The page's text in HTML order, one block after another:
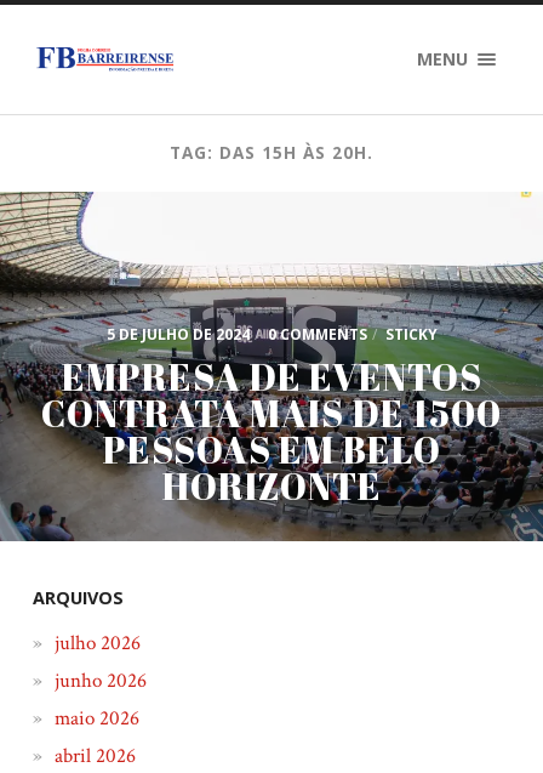
MENU
TAG: DAS 15H ÀS 20H.
5 DE JULHO DE 2024 / 0 COMMENTS / STICKY
EMPRESA DE EVENTOS
CONTRATA MAIS DE 1500
PESSOAS EM BELO
HORIZONTE
ARQUIVOS
julho 2026
junho 2026
maio 2026
abril 2026